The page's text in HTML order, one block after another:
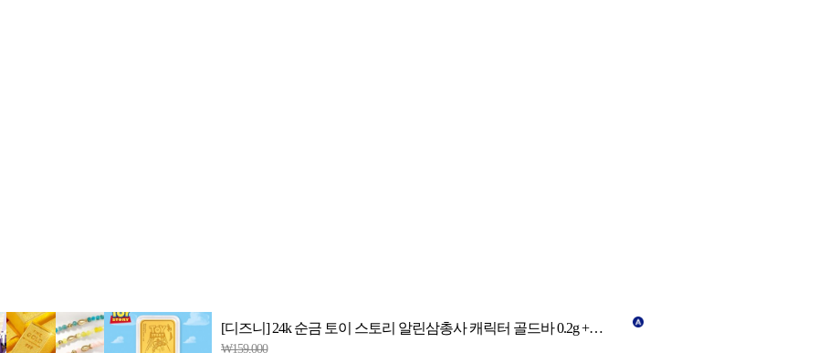
398-8000 팩스: 02-398-8129 사업자등록번호: 102-81-32883
, 아54287등록일자: 2022.06.03